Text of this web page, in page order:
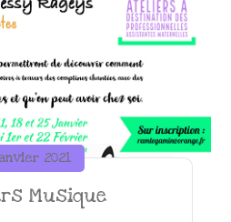
2021
Musique